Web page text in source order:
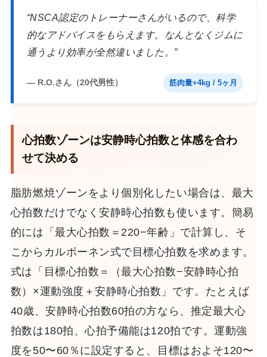
“NSCA認定のトレーナーさんがいるので、科学
的なアドバイスをもらえます。なんとなくジムに
通うより効率が全然違いました。”
— R.O.さん（20代男性） 筋肉量+4kg / 5ヶ月
心拍数ゾーンは安静時心拍数と体感を合わ
せて決める
脂肪燃焼ゾーンをより個別化したい場合は、最大
心拍数だけでなく安静時心拍数も使います。簡易
的には「最大心拍数＝220−年齢」で計算し、そ
こからカルボーネン式で目標心拍数を求めます。
式は「目標心拍数＝（最大心拍数−安静時心拍
数）×運動強度＋安静時心拍数」です。たとえば
40歳、安静時心拍数60拍の方なら、推定最大心
拍数は180拍、心拍予備能は120拍です。運動強
度を50〜60％に設定すると、目標はおよそ120〜